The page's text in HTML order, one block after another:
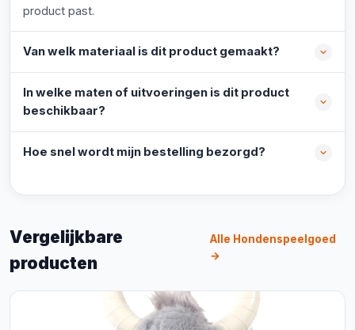
product past.
Van welk materiaal is dit product gemaakt?
In welke maten of uitvoeringen is dit product
beschikbaar?
Hoe snel wordt mijn bestelling bezorgd?
Vergelijkbare
producten
Alle Hondenspeelgoed
→